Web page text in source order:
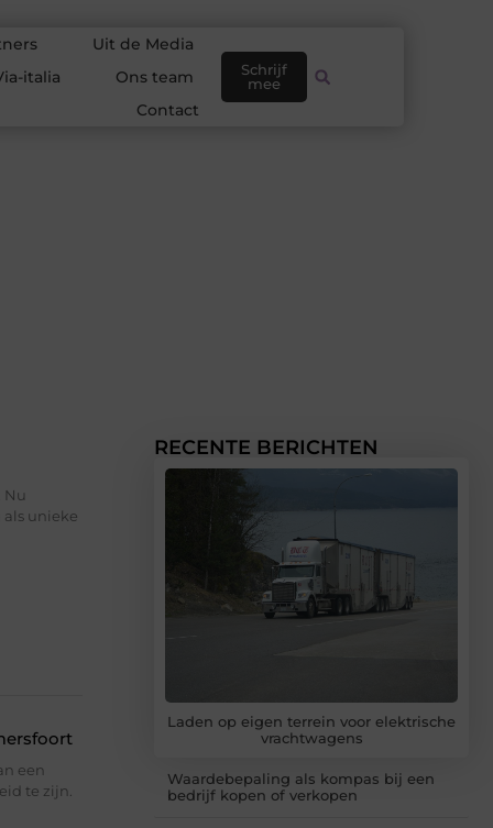
Uit de Media
italia
Ons team
Contact
Schrijf
mee
Nu
unieke
een
te zijn.
RECENTE BERICHTEN
Laden op eigen terrein voor elektrische
vrachtwagens
Waardebepaling als kompas bij een
bedrijf kopen of verkopen